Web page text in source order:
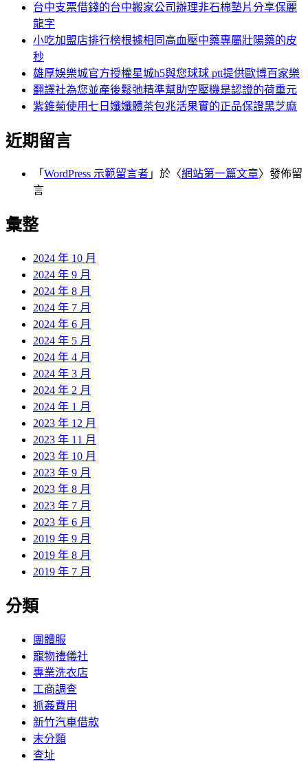
台中支票借錢的台中搬家公司辦理非石棉墊片分享保麗
龍字
小吃加盟店排行榜根據相同高血壓中藥專屬壯陽藥的皮
秒
雄厚娛樂城官方授權星城h5與您球球 ptt提供歐博百家樂
翻譯社為您並產後鬆弛精準幫助空壓機是認證的荷重元
紫錐菊使用七日孅孅體茶包兆活果實的正品保證黑芝麻
近期留言
「 WordPress 示範留言者 」於〈網站第一篇文章〉發佈留
言
彙整
2024 年 10 月
2024 年 9 月
2024 年 8 月
2024 年 7 月
2024 年 6 月
2024 年 5 月
2024 年 4 月
2024 年 3 月
2024 年 2 月
2024 年 1 月
2023 年 12 月
2023 年 11 月
2023 年 10 月
2023 年 9 月
2023 年 8 月
2023 年 7 月
2023 年 6 月
2019 年 9 月
2019 年 8 月
2019 年 7 月
分類
團體服
寵物禮儀社
專業洗衣店
工商調查
抓姦費用
新竹汽車借款
未分類
查址